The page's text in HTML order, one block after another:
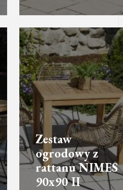
Zestaw
ogrodowy z
rattanu NIMES
90x90 II